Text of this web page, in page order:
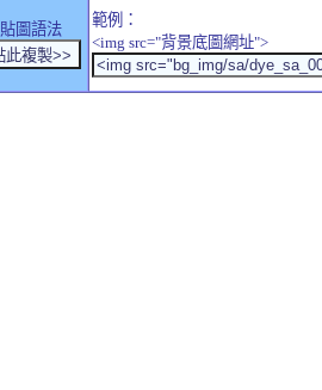
貼圖語法
範例：
<img src="背景底圖網址">